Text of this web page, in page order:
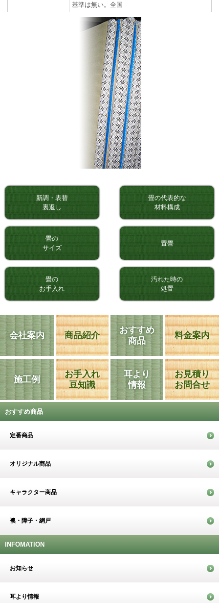
基準は無い。全国
新調・表替
裏返し
畳の代表的な
材料構成
畳の
サイズ
置畳
畳の
お手入れ
汚れた時の
処置
会社案内 商品紹介
おすすめ
商品
料金案内
施工例
お手入れ
豆知識
耳より
情報
お見積り
お問合せ
おすすめ商品
定番商品
オリジナル商品
キャラクター商品
襖・障子・網戸
INFOMATION
お知らせ
耳より情報